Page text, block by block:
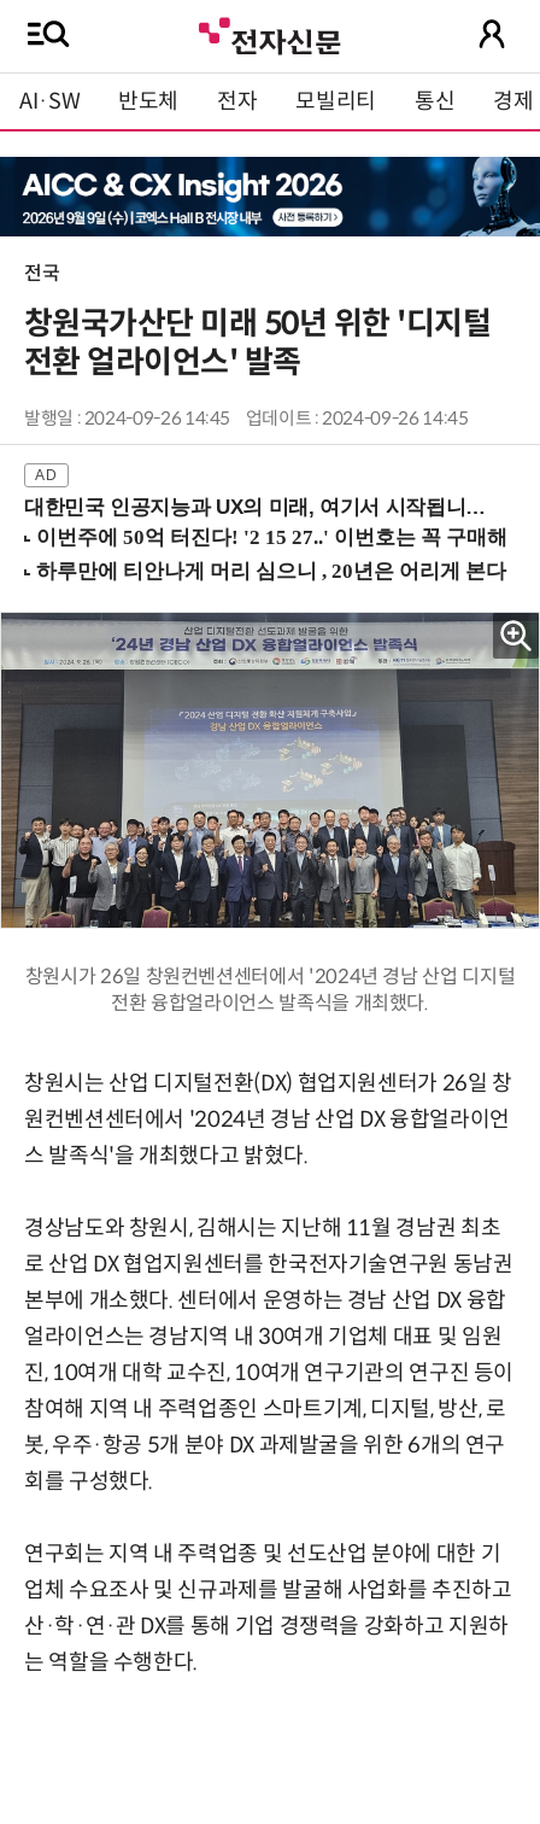
AI·SW 반도체 전자 모빌리티 통신 경제
전국
창원국가산단 미래 50년 위한 '디지털
전환 얼라이언스' 발족
발행일 : 2024-09-26 14:45 업데이트 : 2024-09-26 14:45
대한민국 인공지능과 UX의 미래, 여기서 시작됩니다! (9/2 강남역)
창원시가 26일 창원컨벤션센터에서 '2024년 경남 산업 디지털
전환 융합얼라이언스 발족식을 개최했다.
창원시는 산업 디지털전환(DX) 협업지원센터가 26일 창
원컨벤션센터에서 '2024년 경남 산업 DX 융합얼라이언
스 발족식'을 개최했다고 밝혔다.
경상남도와 창원시, 김해시는 지난해 11월 경남권 최초
로 산업 DX 협업지원센터를 한국전자기술연구원 동남권
본부에 개소했다. 센터에서 운영하는 경남 산업 DX 융합
얼라이언스는 경남지역 내 30여개 기업체 대표 및 임원
진, 10여개 대학 교수진, 10여개 연구기관의 연구진 등이
참여해 지역 내 주력업종인 스마트기계, 디지털, 방산, 로
봇, 우주·항공 5개 분야 DX 과제발굴을 위한 6개의 연구
회를 구성했다.
연구회는 지역 내 주력업종 및 선도산업 분야에 대한 기
업체 수요조사 및 신규과제를 발굴해 사업화를 추진하고
산·학·연·관 DX를 통해 기업 경쟁력을 강화하고 지원하
는 역할을 수행한다.